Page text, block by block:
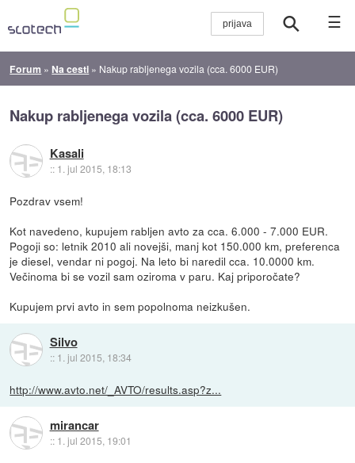
☰
Forum » Na cesti » Nakup rabljenega vozila (cca. 6000 EUR)
Nakup rabljenega vozila (cca. 6000 EUR)
Kasali
:: 1. jul 2015, 18:13
Pozdrav vsem!
Kot navedeno, kupujem rabljen avto za cca. 6.000 - 7.000 EUR.
Pogoji so: letnik 2010 ali novejši, manj kot 150.000 km, preferenca
je diesel, vendar ni pogoj. Na leto bi naredil cca. 10.0000 km.
Večinoma bi se vozil sam oziroma v paru. Kaj priporočate?
Kupujem prvi avto in sem popolnoma neizkušen.
Silvo
:: 1. jul 2015, 18:34
http://www.avto.net/_AVTO/results.asp?z...
mirancar
:: 1. jul 2015, 19:01